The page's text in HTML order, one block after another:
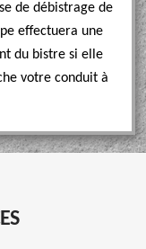
de débistrage de
effectuera une
du bistre si elle
votre conduit à